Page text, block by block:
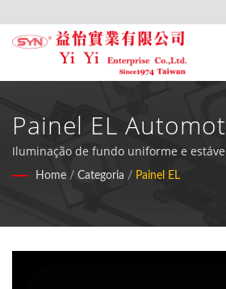
Painel EL
Soluções
Iluminação de fundo uniforme e
medidores automotivos e industriais
Home / Categoria / Painel EL